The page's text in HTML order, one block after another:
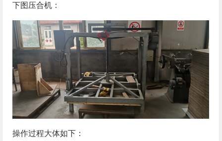
下图压合机：
操作过程大体如下：